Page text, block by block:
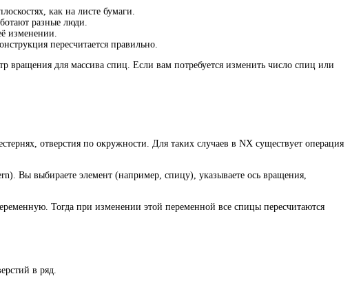
как на листе бумаги.
разные люди.
изменении.
пересчитается правильно.
вращения для массива спиц. Если вам потребуется изменить число спиц или
отверстия по окружности. Для таких случаев в NX существует операция
Вы выбираете элемент (например, спицу), указываете ось вращения,
Тогда при изменении этой переменной все спицы пересчитаются
в ряд.